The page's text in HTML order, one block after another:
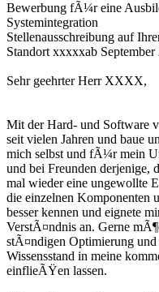
Bewerbung fÃ¼r eine
Systemintegration
Stellenausschreibung auf
Standort xxxxxab September
Sehr geehrter Herr XXXX,
Mit der Hard- und Software
seit vielen Jahren und baue
mich selbst und fÃ¼r mein
und bei Freunden derjenige,
mal wieder eine ungewollte
die einzelnen Komponenten
besser kennen und eignete
VerstÃ¤ndnis an. Gerne
stÃ¤ndigen Optimierung und
Wissensstand in meine
einflieÃŸen lassen.